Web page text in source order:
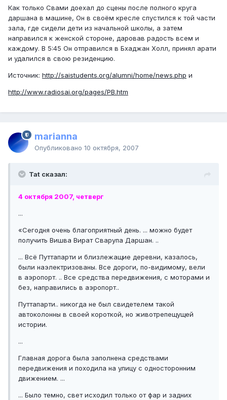
Как только Свами доехал до сцены после полного круга
даршана в машине, Он в своём кресле спустился к той части
зала, где сидели дети из начальной школы, а затем
направился к женской стороне, даровав радость всем и
каждому. В 5:45 Он отправился в Бхаджан Холл, принял арати
и удалился в свою резиденцию.
Источник: http://saistudents.org/alumni/home/news.php и
http://www.radiosai.org/pages/PB.htm
marianna
Опубликовано 10 октября, 2007
Tat сказал:
4 октября 2007, четверг
...
«Сегодня очень благоприятный день. ... можно будет
получить Вишва Вират Сварупа Даршан. ..
... Всё Путтапарти и близлежащие деревни, казалось,
были наэлектризованы. Все дороги, по-видимому, вели
в аэропорт. .. Все средства передвижения, с моторами и
без, направились в аэропорт..
Путтапарти.. никогда не был свидетелем такой
автоколонны в своей короткой, но животрепещущей
истории.
...
Главная дорога была заполнена средствами
передвижения и походила на улицу с односторонним
движением. ...
... Было темно, свет исходил только от фар и задних